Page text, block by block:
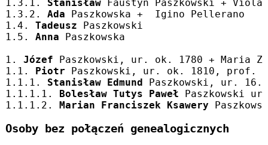
1.3.1. Stanisław Faustyn Paszkowski +
1.3.2. Ada Paszkowska +  Igino Pellerano
1.4. Tadeusz Paszkowski
1.5. Anna Paszkowska
1. Józef Paszkowski, ur. ok. 1780 + Maria
1.1. Piotr Paszkowski, ur. ok. 1810, prof.
1.1.1. Stanisław Edmund Paszkowski, ur.
1.1.1.1. Bolesław Tutys Paweł Paszkowski
1.1.1.2. Marian Franciszek Ksawery
Osoby bez połączeń genealogicznych